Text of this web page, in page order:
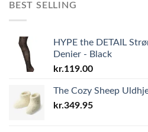
BEST SELLING
HYPE the DETAIL
Denier - Black
kr.119.00
The Cozy Sheep
kr.349.95